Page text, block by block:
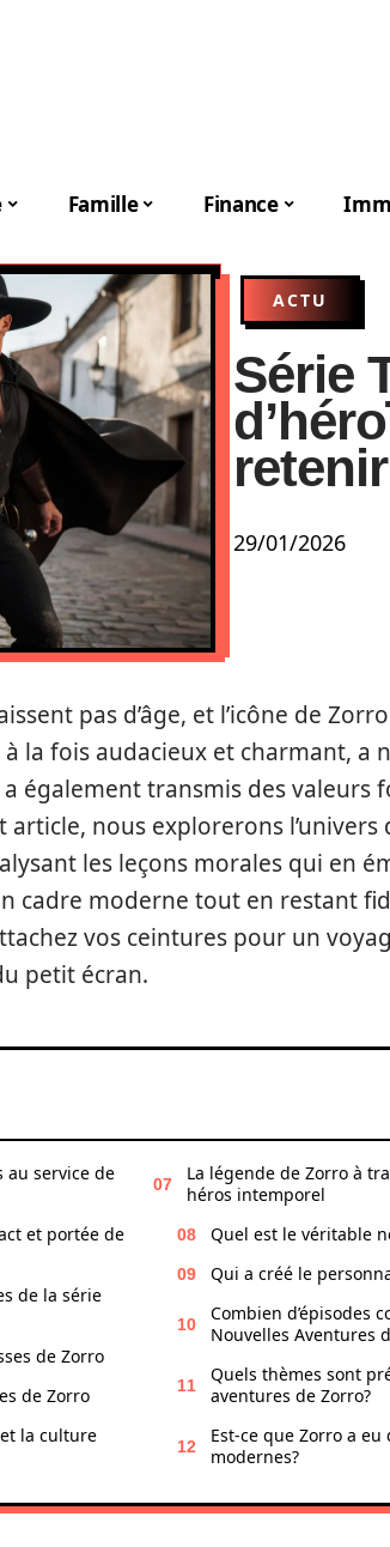
Famille Finance
ACTU
Série
retenir
29/01/2026
pas d’âge, et l’icône de
la fois audacieux et charmant, a
également transmis des valeurs
article, nous explorerons
les leçons morales qui en
cadre moderne tout en restant
vos ceintures pour un
petit écran.
au service de
et portée de
de la série
de Zorro
de Zorro
la culture
La légende de Zorro à
héros intemporel
Quel est le véritable
Qui a créé le
Combien d’épisodes
Nouvelles Aventures
Quels thèmes sont
aventures de Zorro?
Est-ce que Zorro a
modernes?